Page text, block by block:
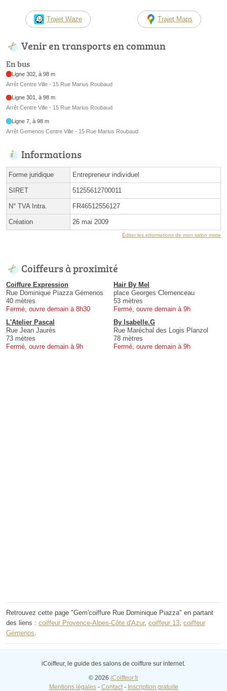
Trajet Waze Trajet Maps
Venir en transports en commun
En bus
Ligne 302, à 98 m
Arrêt Centre Ville - 15 Rue Marius Roubaud
Ligne 301, à 98 m
Arrêt Centre Ville - 15 Rue Marius Roubaud
Ligne 7, à 98 m
Arrêt Gemenos Centre Ville - 15 Rue Marius Roubaud
Informations
Forme juridique Entrepreneur individuel
SIRET 51255612700011
N° TVA Intra. FR46512556127
Création 26 mai 2009
Éditer les informations de mon salon mixte
Coiffeurs à proximité
Coiffure Expression
Rue Dominique Piazza Gémenos
40 mètres
Fermé, ouvre demain à 8h30
Hair By Mel
place Georges Clemenceau
53 mètres
Fermé, ouvre demain à 9h
L'Atelier Pascal
Rue Jean Jaurès
73 mètres
Fermé, ouvre demain à 9h
By Isabelle.G
Rue Maréchal des Logis Planzol
78 mètres
Fermé, ouvre demain à 9h
Retrouvez cette page "Gem'coiffure Rue Dominique Piazza" en partant
des liens : coiffeur Provence-Alpes-Côte d'Azur, coiffeur 13 coiffeur
Gémenos
iCoiffeur, le guide des salons de coiffure sur internet.
© 2026 iCoiffeur.fr
Mentions légales- Contact- Inscription gratuite